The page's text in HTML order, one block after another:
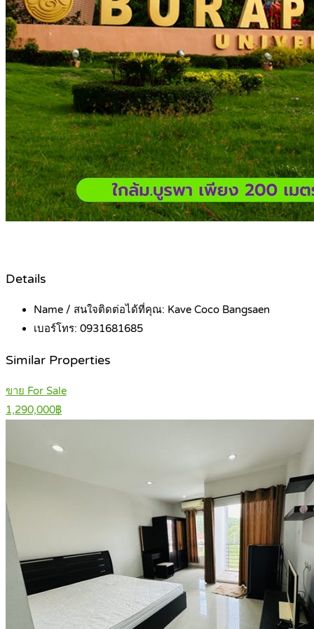
Details
Name / สนใจติดต่อได้ที่คุณ: Kave Coco Bangsaen
เบอร์โทร: 0931681685
Similar Properties
ขาย For Sale
1,290,000฿